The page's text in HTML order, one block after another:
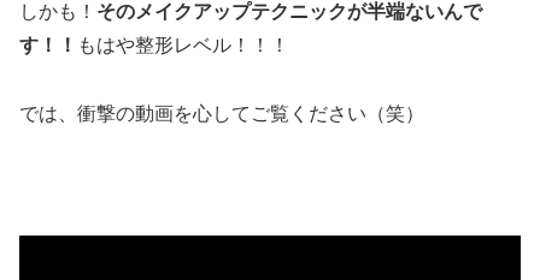
しかも！ そのメイクアップテクニックが半端ないんで
す！！ もはや整形レベル！！！
では、衝撃の動画を心してご覧ください（笑）